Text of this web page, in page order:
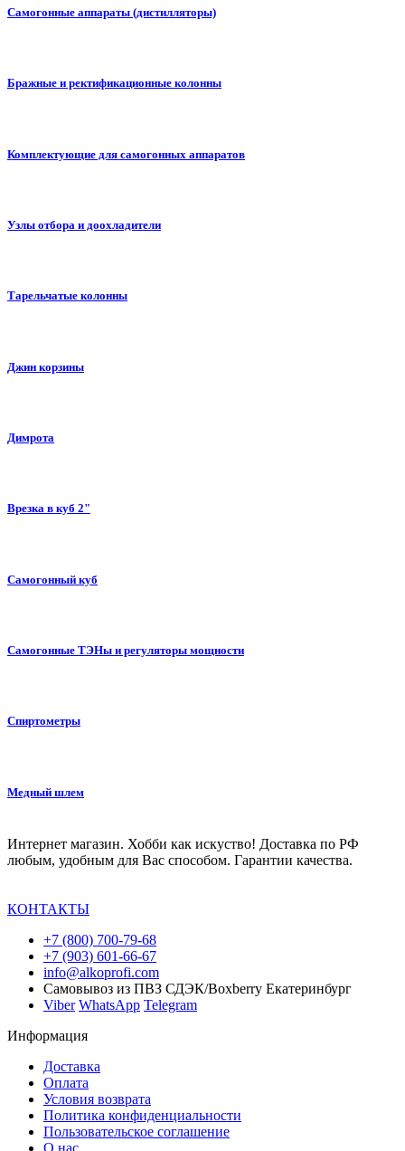
Самогонные аппараты (дистилляторы)
Бражные и ректификационные колонны
Комплектующие для самогонных аппаратов
Узлы отбора и доохладители
Тарельчатые колонны
Джин корзины
Димрота
Врезка в куб 2"
Самогонный куб
Самогонные ТЭНы и регуляторы мощности
Спиртометры
Медный шлем
Интернет магазин. Хобби как искуство! Доставка по РФ
любым, удобным для Вас способом. Гарантии качества.
КОНТАКТЫ
+7 (800) 700-79-68
+7 (903) 601-66-67
info@alkoprofi.com
Самовывоз из ПВЗ СДЭК/Boxberry Екатеринбург
Viber WhatsApp Telegram
Информация
Доставка
Оплата
Условия возврата
Политика конфиденциальности
Пользовательское соглашение
О нас